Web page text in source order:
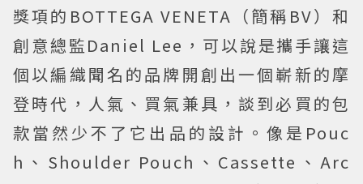
獎項的BOTTEGA VENETA（簡稱BV）和
創意總監Daniel Lee，可以說是攜手讓這
個以編織聞名的品牌開創出一個嶄新的摩
登時代，人氣、買氣兼具，談到必買的包
款當然少不了它出品的設計。像是Pouc
h、Shoulder Pouch、Cassette、Arc